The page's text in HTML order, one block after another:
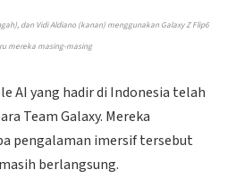
dan Vidi Aldiano (kanan) menggunakan Galaxy Z Flip6
mereka masing-masing
AI yang hadir di Indonesia telah
Team Galaxy. Mereka
pengalaman imersif tersebut
berlangsung.